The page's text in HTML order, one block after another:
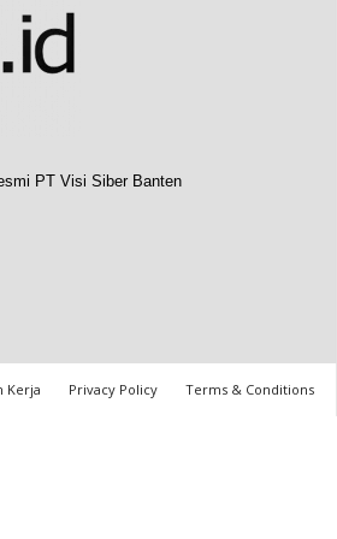
PT Visi Siber Banten
Kerja Privacy Policy Terms & Conditions